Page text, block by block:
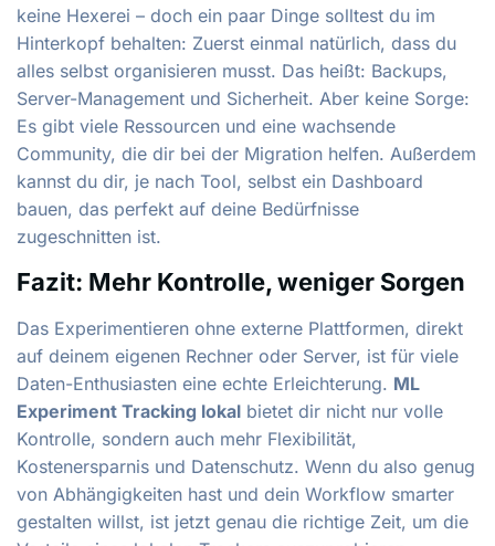
keine Hexerei – doch ein paar Dinge solltest du im
Hinterkopf behalten: Zuerst einmal natürlich, dass du
alles selbst organisieren musst. Das heißt: Backups,
Server-Management und Sicherheit. Aber keine Sorge:
Es gibt viele Ressourcen und eine wachsende
Community, die dir bei der Migration helfen. Außerdem
kannst du dir, je nach Tool, selbst ein Dashboard
bauen, das perfekt auf deine Bedürfnisse
zugeschnitten ist.
Fazit: Mehr Kontrolle, weniger Sorgen
Das Experimentieren ohne externe Plattformen, direkt
auf deinem eigenen Rechner oder Server, ist für viele
Daten-Enthusiasten eine echte Erleichterung. ML
Experiment Tracking lokal bietet dir nicht nur volle
Kontrolle, sondern auch mehr Flexibilität,
Kostenersparnis und Datenschutz. Wenn du also genug
von Abhängigkeiten hast und dein Workflow smarter
gestalten willst, ist jetzt genau die richtige Zeit, um die